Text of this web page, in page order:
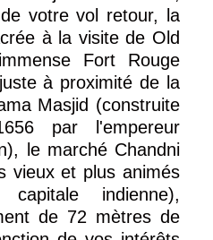
votre vol retour, la
à la visite de Old
Fort Rouge
à proximité de la
Masjid (construite
par l'empereur
le marché Chandni
vieux et plus animés
indienne),
de 72 mètres de